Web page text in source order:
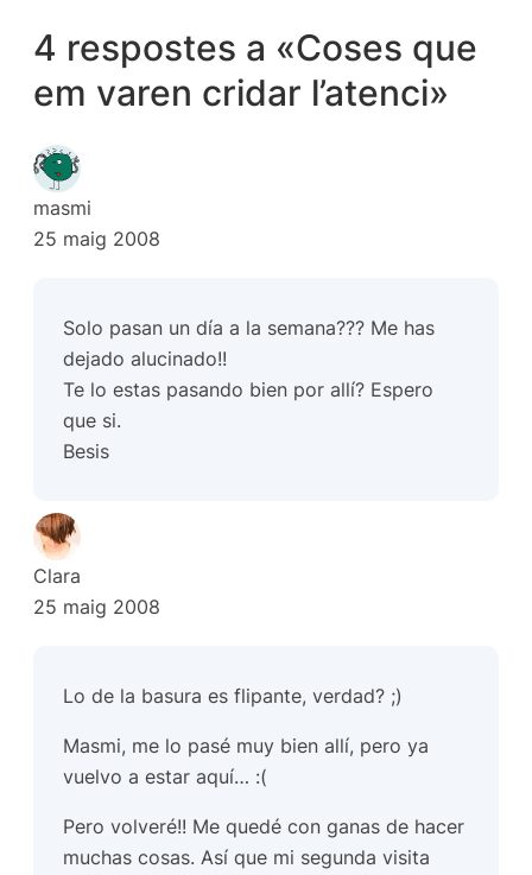
4 respostes a «Coses que
em varen cridar l’atenci»
masmi
25 maig 2008
Solo pasan un día a la semana??? Me has
dejado alucinado!!
Te lo estas pasando bien por allí? Espero
que si.
Besis
Clara
25 maig 2008
Lo de la basura es flipante, verdad? ;)
Masmi, me lo pasé muy bien allí, pero ya
vuelvo a estar aquí… :(
Pero volveré!! Me quedé con ganas de hacer
muchas cosas. Así que mi segunda visita